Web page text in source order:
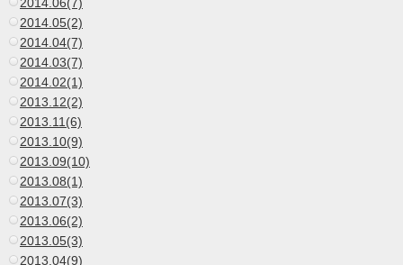
2014.05(2)
2014.04(7)
2014.03(7)
2014.02(1)
2013.12(2)
2013.11(6)
2013.10(9)
2013.09(10)
2013.08(1)
2013.07(3)
2013.06(2)
2013.05(3)
2013.04(9)